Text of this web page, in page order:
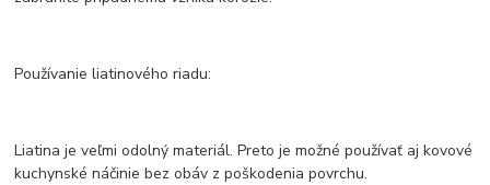
Používanie liatinového riadu:
Liatina je veľmi odolný materiál. Preto je možné používať aj kovové
kuchynské náčinie bez obáv z poškodenia povrchu.